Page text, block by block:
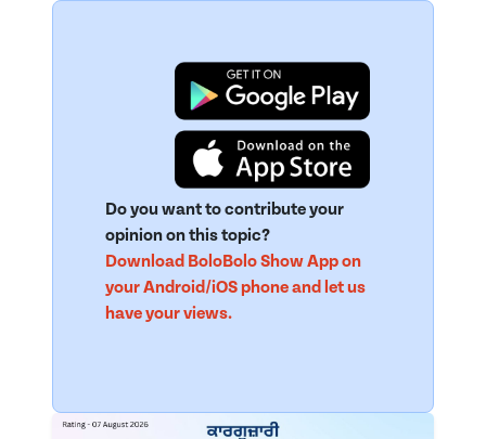
Do you want to contribute your
opinion on this topic?
Download BoloBolo Show App on
your Android/iOS phone and let us
have your views.